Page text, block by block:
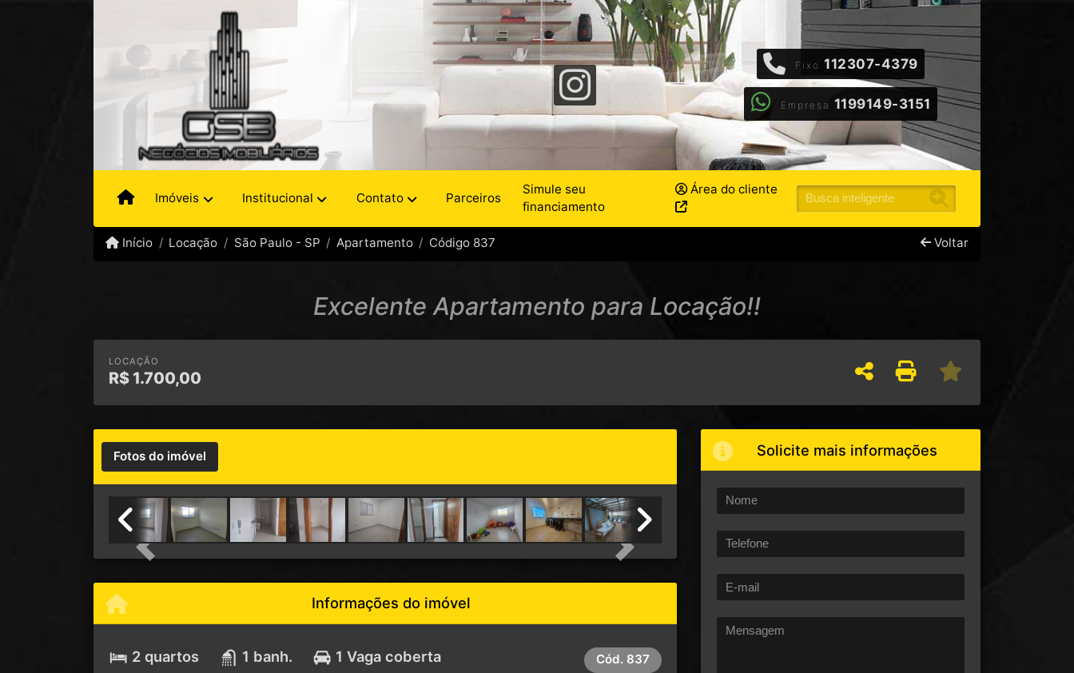
Fixo112307-4379
Empresa 1199149-3151
Imóveis Institucional Contato Parceiros
Simule seu
financiamento
Área do cliente
Início Locação São Paulo - SP Apartamento Código 837 Voltar
Excelente Apartamento para Locação!!
LOCAÇÃO
R$ 1.700,00
Fotos do imóvel
Previous Next
Informações do imóvel
2 quartos 1 banh. 1 Vaga coberta Cód. 837
Solicite mais informações